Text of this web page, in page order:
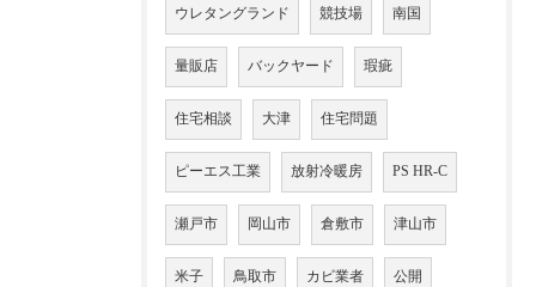
ウレタングランド 競技場 南国
量販店 バックヤード 瑕疵
住宅相談 大津 住宅問題
ピーエス工業 放射冷暖房 PS HR-C
瀬戸市 岡山市 倉敷市 津山市
米子 鳥取市 カビ業者 公開